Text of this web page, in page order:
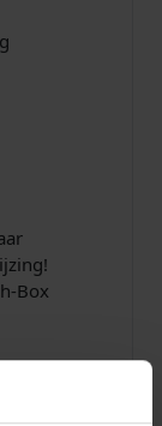
Box